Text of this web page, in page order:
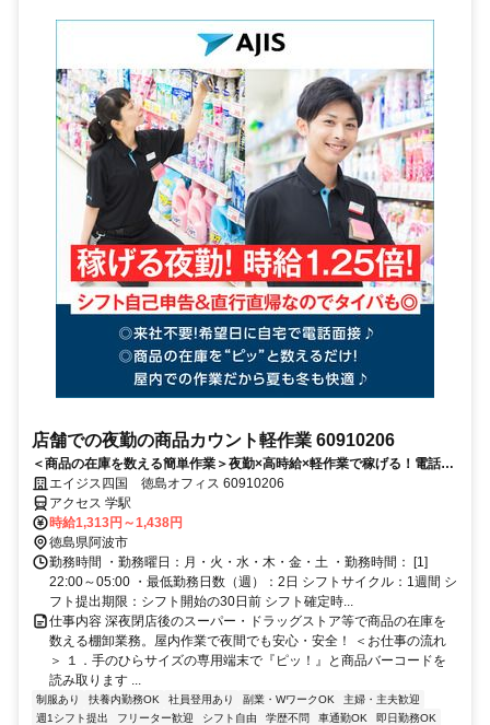
店舗での夜勤の商品カウント軽作業 60910206
＜商品の在庫を数える簡単作業＞夜勤×高時給×軽作業で稼げる！電話面
接で来社＆履歴書不要！
エイジス四国 徳島オフィス 60910206
アクセス 学駅
時給1,313円～1,438円
徳島県阿波市
勤務時間 ・勤務曜日：月・火・水・木・金・土 ・勤務時間： [1]
22:00～05:00 ・最低勤務日数（週）：2日 シフトサイクル：1週間 シ
フト提出期限：シフト開始の30日前 シフト確定時...
仕事内容 深夜閉店後のスーパー・ドラッグストア等で商品の在庫を
数える棚卸業務。屋内作業で夜間でも安心・安全！ ＜お仕事の流れ
＞ １．手のひらサイズの専用端末で『ピッ！』と商品バーコードを
読み取ります ...
制服あり 扶養内勤務OK 社員登用あり 副業・WワークOK
主婦・主夫歓迎
週1シフト提出
フリーター歓迎 シフト自由 学歴不問 車通勤OK
即日勤務OK